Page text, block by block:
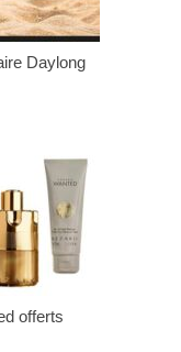
Daylong
offerts